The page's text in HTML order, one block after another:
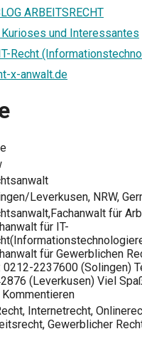
ARBEITSRECHT
und Interessantes
Recht
x-anwalt.de
Leverkusen, NRW,
für
für IT-
für Gewerblichen
0212-2237600 (Solingen)
(Leverkusen) Viel
Kommentieren
Internetrecht,
Gewerblicher